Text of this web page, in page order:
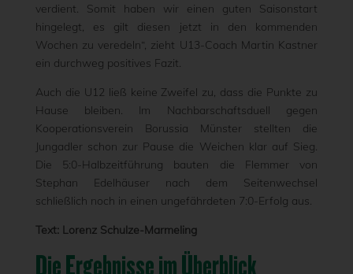
verdient. Somit haben wir einen guten Saisonstart
hingelegt, es gilt diesen jetzt in den kommenden
Wochen zu veredeln“, zieht U13-Coach Martin Kastner
ein durchweg positives Fazit.
Auch die U12 ließ keine Zweifel zu, dass die Punkte zu
Hause bleiben. Im Nachbarschaftsduell gegen
Kooperationsverein Borussia Münster stellten die
Jungadler schon zur Pause die Weichen klar auf Sieg.
Die 5:0-Halbzeitführung bauten die Flemmer von
Stephan Edelhäuser nach dem Seitenwechsel
schließlich noch in einen ungefährdeten 7:0-Erfolg aus.
Text: Lorenz Schulze-Marmeling
Die Ergebnisse im Überblick